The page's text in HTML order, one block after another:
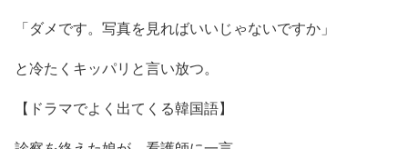
「ダメです。写真を見ればいいじゃないですか」
と冷たくキッパリと言い放つ。
【ドラマでよく出てくる韓国語】